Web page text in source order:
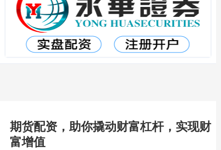
期货配资，助你撬动财富杠杆，实现财
富增值